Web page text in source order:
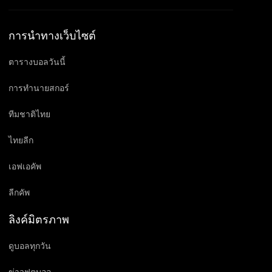
การนำทางเว็บไซต์
ตารางบอลวันนี้
การทำนายสกอร์
ทีมชาติไทย
ไทยลีก
เอฟเอคัพ
ลีกคัพ
ลิงค์มิตรภาพ
ดูบอลทุกวัน